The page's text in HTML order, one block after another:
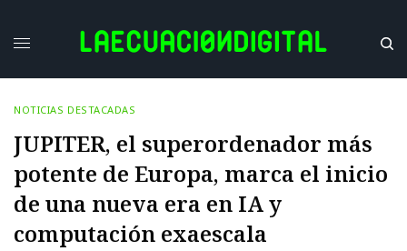
NOTICIAS DESTACADAS
JUPITER, el superordenador más
potente de Europa, marca el inicio
de una nueva era en IA y
computación exaescala